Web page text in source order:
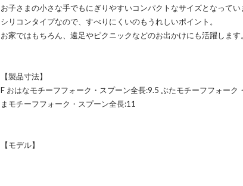
お子さまの小さな手でもにぎりやすいコンパクトなサイズとなってい
シリコンタイプなので、すべりにくいのもうれしいポイント。
お家ではもちろん、遠足やピクニックなどのお出かけにも活躍します。
【製品寸法】
F おはなモチーフフォーク・スプーン全長:9.5 ぶたモチーフフォーク
まモチーフフォーク・スプーン全長:11
【モデル】